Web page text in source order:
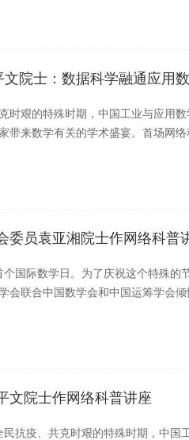
院士：数据科学融通应用
时艰的特殊时期，中国工业与应用
带来数学有关的学术盛宴。首场网
委员袁亚湘院士作网络科普
个国际数学日。为了庆祝这个特殊
会联合中国数学会和中国运筹学会
家漫游数学王国。
文院士作网络科普讲座
民抗疫、共克时艰的特殊时期，中